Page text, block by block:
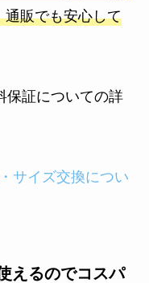
通販でも安心して
保証についての詳
サイズ交換につい
えるのでコスパ